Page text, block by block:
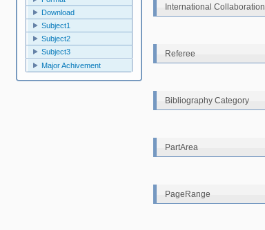
Download
Subject1
Subject2
Subject3
Major Achivement
International Collaboration
Referee
Bibliography Category
PartArea
PageRange